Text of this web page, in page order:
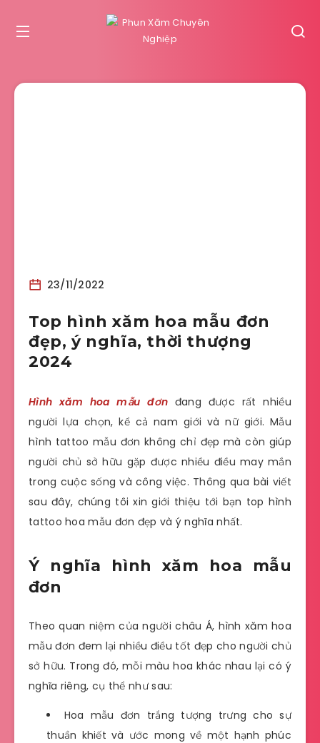
23/11/2022
Top hình xăm hoa mẫu đơn
đẹp, ý nghĩa, thời thượng
2024
Hình xăm hoa mẫu đơn đang được rất nhiều
người lựa chọn, kể cả nam giới và nữ giới. Mẫu
hình tattoo mẫu đơn không chỉ đẹp mà còn giúp
người chủ sở hữu gặp được nhiều điều may mắn
trong cuộc sống và công việc. Thông qua bài viết
sau đây, chúng tôi xin giới thiệu tới bạn top hình
tattoo hoa mẫu đơn đẹp và ý nghĩa nhất.
Ý nghĩa hình xăm hoa mẫu
đơn
Theo quan niệm của người châu Á, hình xăm hoa
mẫu đơn đem lại nhiều điều tốt đẹp cho người chủ
sở hữu. Trong đó, mỗi màu hoa khác nhau lại có ý
nghĩa riêng, cụ thể như sau:
Hoa mẫu đơn trắng tượng trưng cho sự
thuần khiết và ước mong về một hạnh phúc